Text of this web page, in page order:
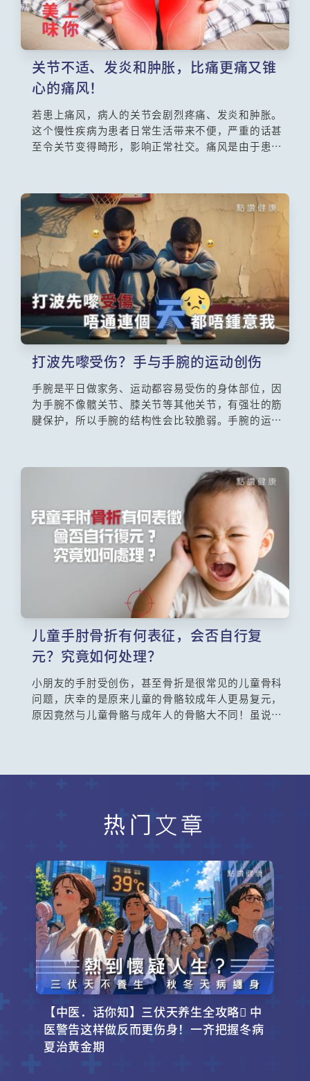
关节不适、发炎和肿胀，比痛更痛又锥
心的痛风！
若患上痛风，病人的关节会剧烈疼痛、发炎和肿胀。
这个慢性疾病为患者日常生活带来不便，严重的话甚
至令关节变得畸形，影响正常社交。痛风是由于患者
竟西医如何治疗痛风？本集请来香港中文大学内科及
药物治疗学系助理教授苏晧医生，为大家详细讲解痛
风的成因，并建议不同的治疗及预防方法。
打波先嚟受伤？手与手腕的运动创伤
手腕是平日做家务、运动都容易受伤的身体部位，因
为手腕不像髋关节、膝关节等其他关节，有强壮的筋
腱保护，所以手腕的结构性会比较脆弱。手腕的运动
儿童手肘骨折有何表征，会否自行复
元？究竟如何处理？
小朋友的手肘受创伤，甚至骨折是很常见的儿童骨科
问题，庆幸的是原来儿童的骨骼较成年人更易复元，
原因竟然与儿童骨骼与成年人的骨骼大不同！虽说儿
热门文章
【中医．话你知】三伏天养生全攻略 中
医警告这样做反而更伤身！一齐把握冬病
夏治黄金期